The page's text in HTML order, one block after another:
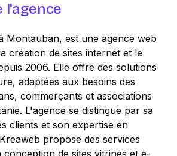
l'agence
Montauban, est une agence web
création de sites internet et le
2006. Elle offre des solutions
adaptées aux besoins des
commerçants et associations
L'agence se distingue par sa
clients et son expertise en
propose des services
conception de sites vitrines et e-